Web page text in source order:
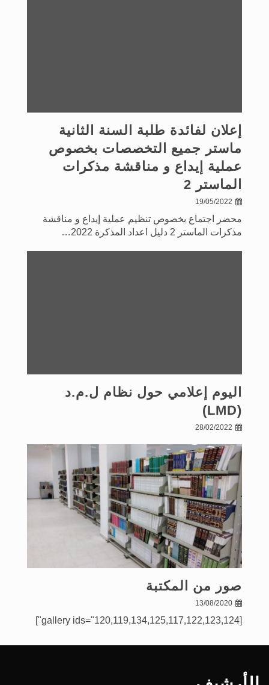
إعلان لفائدة طلبة السنة الثانية
ماستر جميع التخصصات بخصوص
عملية إيداع و مناقشة مذكرات
الماستر 2
19/05/2022
محضر اجتماع بخصوص تنظيم عملية إيداع و مناقشة
مذكرات الماستر 2 دليل اعداد المذكرة 2022…
اليوم إعلامي حول نظام ل.م.د
(LMD)
28/02/2022
صور من المكتبة
13/08/2020
[gallery ids="120,119,134,125,117,122,123,124"]